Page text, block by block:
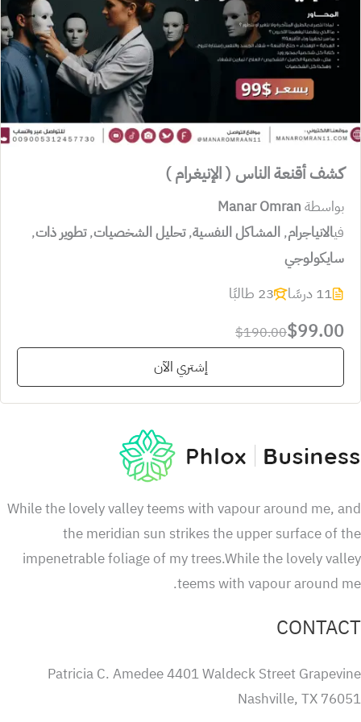
كشف أقنعة الناس ( الإنيغـرام )
بواسطةManar Omran
الانياجرام,المشاكل النفسية,تحليل الشخصيات,تطوير ذات,
سايكولوجي
11 درسًا
23 طالبًا
$190.00$99.00
إشتري الآن
While the lovely valley teems with vapour around me,
the meridian sun strikes the upper surface of
impenetrable foliage of my trees.While the lovely
teems with vapour around
Patricia C. Amedee 4401 Waldeck Street
Nashville, TX